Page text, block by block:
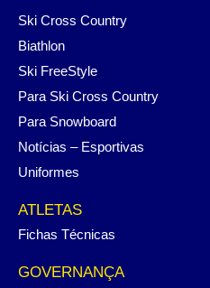
Ski Cross Country
Biathlon
Ski FreeStyle
Para Ski Cross Country
Para Snowboard
Notícias – Esportivas
Uniformes
ATLETAS
Fichas Técnicas
GOVERNANÇA